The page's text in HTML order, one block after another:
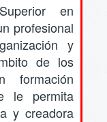
en
profesional
y
de los
formación
le permita
y creadora